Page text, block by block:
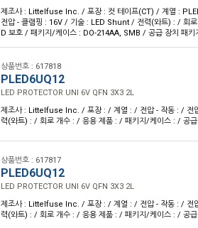
제조사 : Littelfuse Inc. / 포장 : 컷 테이프(CT) / 계열 :
전압 - 클램핑 : 16V / 기술 : LED Shunt / 전력(와트) : / 회
D 보호 / 패키지/케이스 : DO-214AA, SMB / 공급 장치 패키
상품번호 : 617818
PLED6UQ12
LED PROTECTOR UNI 6V QFN 3X3 2L
제조사 : Littelfuse Inc. / 포장 : / 계열 : / 전압 - 작동 : / 전
력(와트) : / 회로 개수 : / 응용 제품 : / 패키지/케이스 : / 공급
상품번호 : 617817
PLED6UQ12
LED PROTECTOR UNI 6V QFN 3X3 2L
제조사 : Littelfuse Inc. / 포장 : / 계열 : / 전압 - 작동 : / 전
력(와트) : / 회로 개수 : / 응용 제품 : / 패키지/케이스 : / 공급